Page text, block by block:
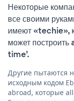
Некоторые
все своими
имеют «techie»,
может
time'.
Другие пытаются
исходным кодом
abroad, которые